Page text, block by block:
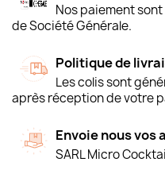
Nos paiement
de Société Générale.
Politique de
Les colis sont
après réception de votre
Envoie nous vos
SARL Micro